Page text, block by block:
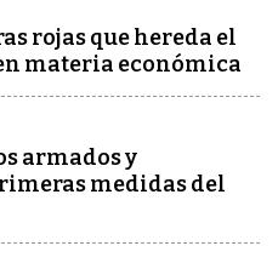
rojas que hereda el
materia económica
armados y
medidas del